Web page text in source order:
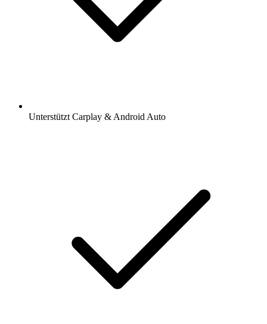
Unterstützt Carplay & Android Auto